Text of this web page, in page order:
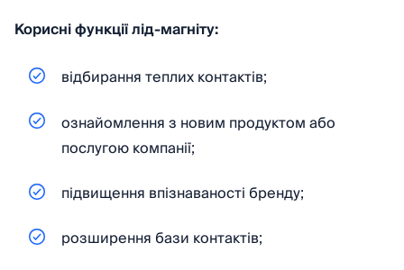
Корисні функції лід-магніту:
відбирання теплих контактів;
ознайомлення з новим продуктом або
послугою компанії;
підвищення впізнаваності бренду;
розширення бази контактів;